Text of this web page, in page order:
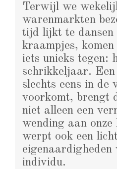
Terwijl we
warenmarkten
tijd lijkt te dansen
kraampjes,
iets unieks tegen:
schrikkeljaar. Een
slechts eens in de
voorkomt, brengt
niet alleen een
wending aan
werpt ook een
eigenaardigheden
individu.